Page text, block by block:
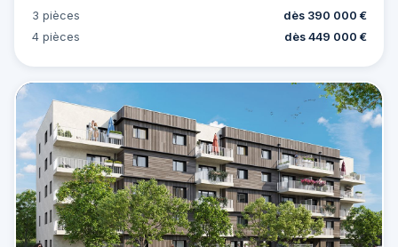
3 pièces
dès 390 000 €
4 pièces
dès 449 000 €